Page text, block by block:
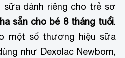
sữa dành riêng cho trẻ sơ
sẵn cho bé 8 tháng tuổi.
một số thương hiệu sữa
như Dexolac Newborn,